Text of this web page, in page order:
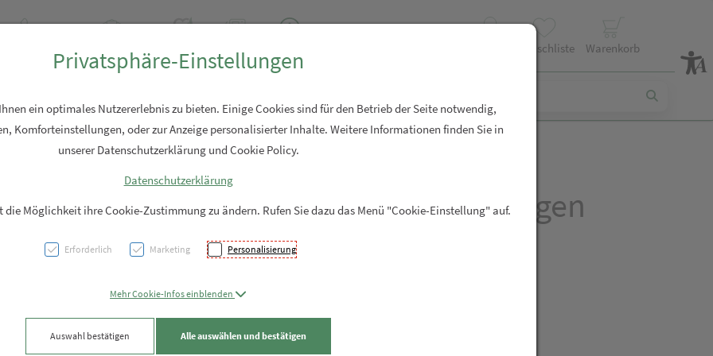
Wunschliste Warenkorb
Vichy Neovadiol Augen
+lippenpflege 15ml
36,51 EUR
Privatsphäre-Einstellungen
ein optimales Nutzererlebnis zu bieten. Einige Cookies sind für den Betrieb der Seite notwendig,
Komforteinstellungen, oder zur Anzeige personalisierter Inhalte. Weitere Informationen finden Sie in
unserer Datenschutzerklärung und Cookie Policy.
Datenschutzerklärung
die Möglichkeit ihre Cookie-Zustimmung zu ändern. Rufen Sie dazu das Menü "Cookie-Einstellung" auf.
Erforderlich Marketing Personalisierung
Mehr Cookie-Infos einblenden
Auswahl bestätigen Alle auswählen und bestätigen